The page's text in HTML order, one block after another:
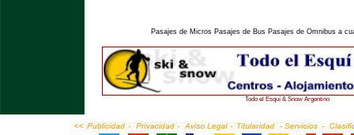
Pasajes de Micros Pasajes de Bus Pasajes de Omnibus a
Todo el Esquí & Snow Argentino